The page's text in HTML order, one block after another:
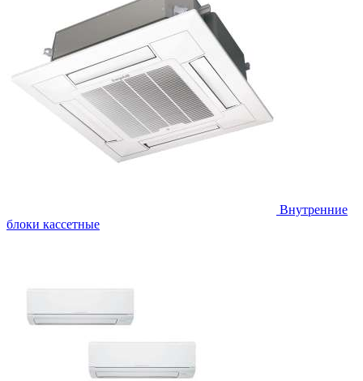
Внутренние
блоки кассетные